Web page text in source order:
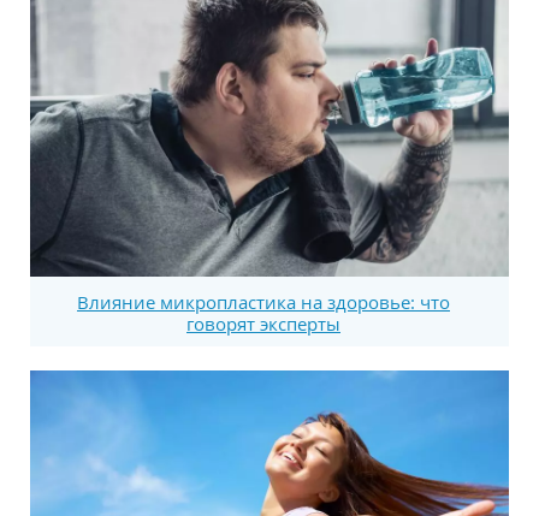
Влияние микропластика на здоровье: что
говорят эксперты